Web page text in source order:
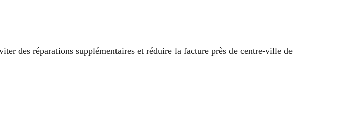
des réparations supplémentaires et réduire la facture près de centre-ville de